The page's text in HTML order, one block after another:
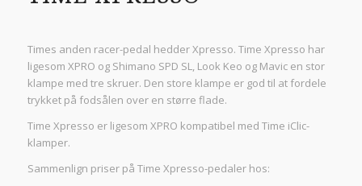
Times anden racer-pedal hedder Xpresso. Time Xpresso har
ligesom XPRO og Shimano SPD SL, Look Keo og Mavic en stor
klampe med tre skruer. Den store klampe er god til at fordele
trykket på fodsålen over en større flade.
Time Xpresso er ligesom XPRO kompatibel med Time iClic-
klamper.
Sammenlign priser på Time Xpresso-pedaler hos: